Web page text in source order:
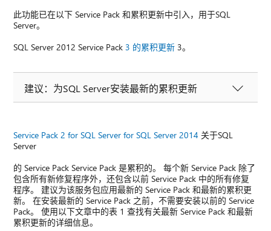
此功能已在以下 Service Pack 和累积更新中引入，用于SQL
Server。
SQL Server 2012 Service Pack3 的累积更新 3。
建议：为SQL Server安装最新的累积更新
Service Pack 2 for SQL Server for SQL Server 2014 关于SQL
Server
的 Service Pack Service Pack 是累积的。 每个新 Service Pack 除了
包含所有新修复程序外，还包含以前 Service Pack 中的所有修复
程序。 建议为该服务包应用最新的 Service Pack 和最新的累积更
新。 在安装最新的 Service Pack 之前，不需要安装以前的 Service
Pack。 使用以下文章中的表 1 查找有关最新 Service Pack 和最新
累积更新的详细信息。